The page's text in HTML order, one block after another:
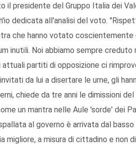
il presidente del Gruppo Italia dei
dedicata all'analisi del voto.
che hanno votato
inutili. Noi abbiamo sempre
partiti di opposizione ci
da lui a disertare le urne, gli
chiede da tre anni le dimissioni
un mantra nelle Aule 'sorde' dei
al governo è arrivata dal
migliore, a misura di cittadino e non